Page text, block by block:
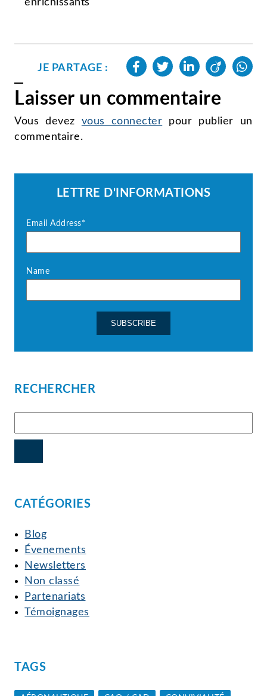
enrichissants
JE PARTAGE :
Laisser un commentaire
Vous devez vous connecter pour publier un
commentaire.
LETTRE D'INFORMATIONS
Email Address*
Name
RECHERCHER
CATÉGORIES
Blog
Évenements
Newsletters
Non classé
Partenariats
Témoignages
TAGS